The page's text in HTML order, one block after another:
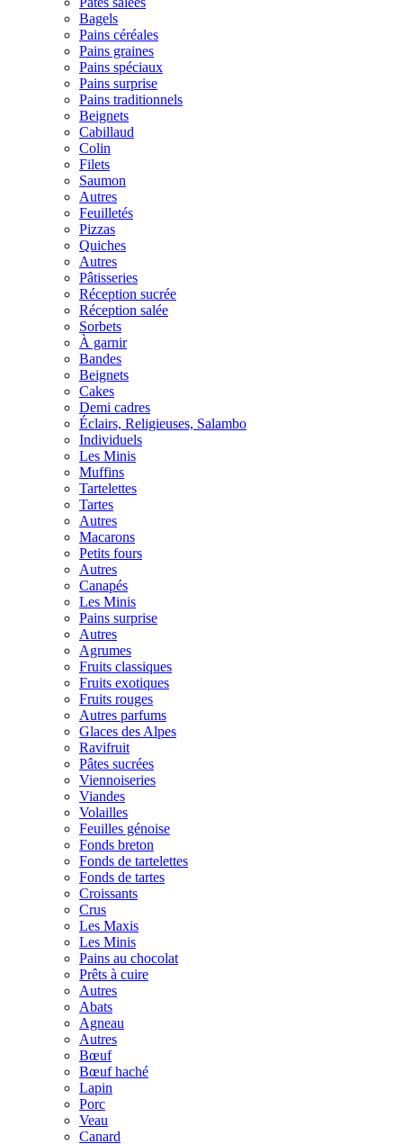
Bagels
Pains céréales
Pains graines
Pains spéciaux
Pains surprise
Pains traditionnels
Beignets
Cabillaud
Colin
Filets
Saumon
Autres
Feuilletés
Pizzas
Quiches
Autres
Pâtisseries
Réception sucrée
Réception salée
Sorbets
À garnir
Bandes
Beignets
Cakes
Demi cadres
Éclairs, Religieuses, Salambo
Individuels
Les Minis
Muffins
Tartelettes
Tartes
Autres
Macarons
Petits fours
Autres
Canapés
Les Minis
Pains surprise
Autres
Agrumes
Fruits classiques
Fruits exotiques
Fruits rouges
Autres parfums
Glaces des Alpes
Ravifruit
Pâtes sucrées
Viennoiseries
Viandes
Volailles
Feuilles génoise
Fonds breton
Fonds de tartelettes
Fonds de tartes
Croissants
Crus
Les Maxis
Les Minis
Pains au chocolat
Prêts à cuire
Autres
Abats
Agneau
Autres
Bœuf
Bœuf haché
Lapin
Porc
Veau
Canard